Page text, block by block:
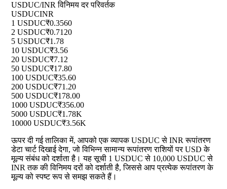
USDUC/INR विनिमय दर परिवर्तक
USDUCINR
1 USDUC₹0.3560
2 USDUC₹0.7120
5 USDUC₹1.78
10 USDUC₹3.56
20 USDUC₹7.12
50 USDUC₹17.80
100 USDUC₹35.60
200 USDUC₹71.20
500 USDUC₹178.00
1000 USDUC₹356.00
5000 USDUC₹1.78K
10000 USDUC₹3.56K
ऊपर दी गई तालिका में, आपको एक व्यापक USDUC से INR रूपांतरण
डेटा चार्ट दिखाई देगा, जो विभिन्न सामान्य रूपांतरण राशियों पर USD के
मूल्य संबंध को दर्शाता है। यह सूची 1 USDUC से 10,000 USDUC से
INR तक की विनिमय दरों को दर्शाती है, जिससे आप प्रत्येक रूपांतरण के
मूल्य को स्पष्ट रूप से समझ सकते हैं।